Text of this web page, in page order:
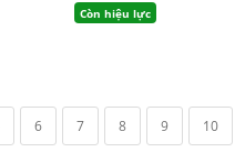
Còn hiệu lực
6 7 8 9 10